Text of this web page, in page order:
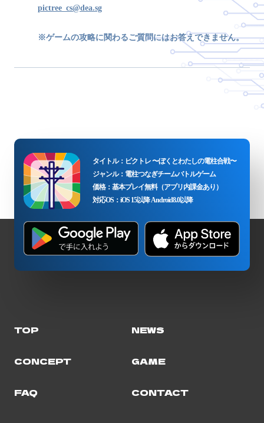
pictree_cs@dea.sg
※ゲームの攻略に関わるご質問にはお答えできません。
タイトル：ピクトレ 〜ぼくとわたしの電柱合戦〜
ジャンル：電柱つなぎチームバトルゲーム
価格：基本プレイ無料（アプリ内課金あり）
対応OS：iOS 15以降 Android8.0以降
TOP NEWS
CONCEPT GAME
FAQ CONTACT